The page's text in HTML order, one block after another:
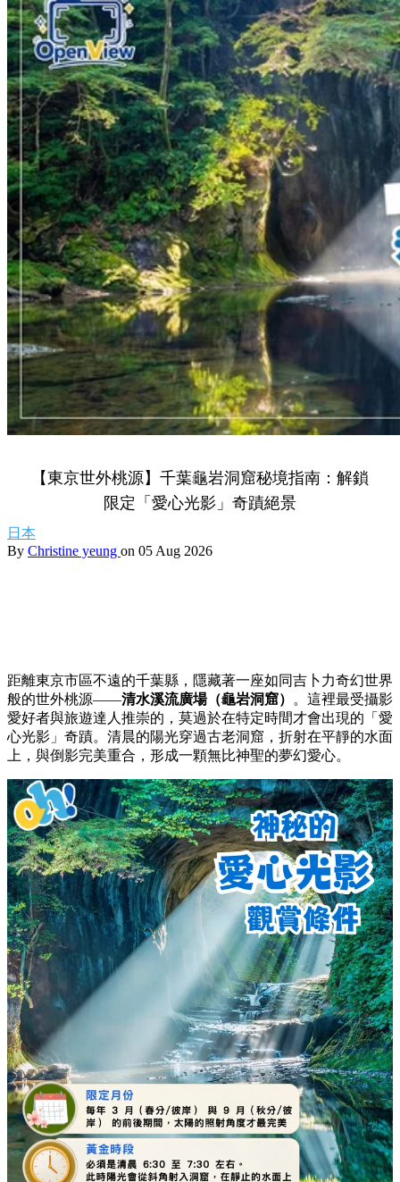
【東京世外桃源】千葉龜岩洞窟秘境指南：解鎖
限定「愛心光影」奇蹟絕景
日本
By Christine yeung on 05 Aug 2026
距離東京市區不遠的千葉縣，隱藏著一座如同吉卜力奇幻世界
般的世外桃源——清水溪流廣場（龜岩洞窟） 。這裡最受攝影
愛好者與旅遊達人推崇的，莫過於在特定時間才會出現的「愛
心光影」奇蹟。清晨的陽光穿過古老洞窟，折射在平靜的水面
上，與倒影完美重合，形成一顆無比神聖的夢幻愛心。